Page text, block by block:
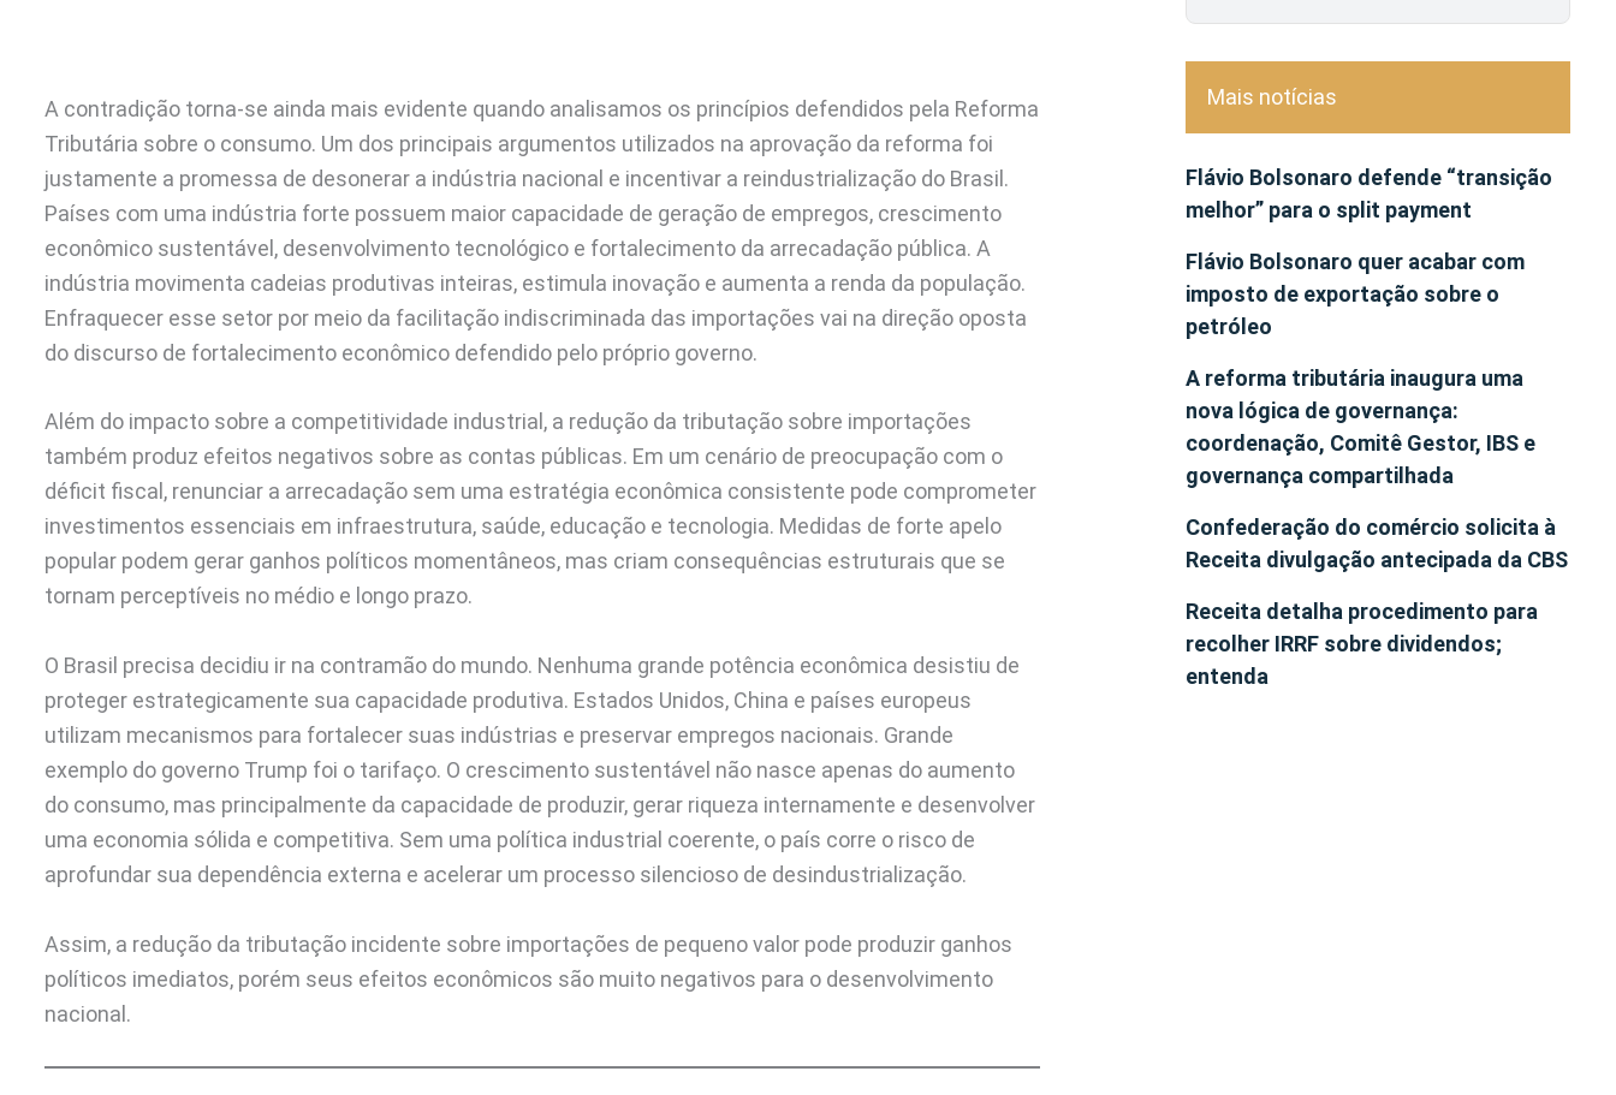
A contradição torna-se ainda mais evidente quando analisamos os princípios defendidos pela Reforma
Tributária sobre o consumo. Um dos principais argumentos utilizados na aprovação da reforma foi
justamente a promessa de desonerar a indústria nacional e incentivar a reindustrialização do Brasil.
Países com uma indústria forte possuem maior capacidade de geração de empregos, crescimento
econômico sustentável, desenvolvimento tecnológico e fortalecimento da arrecadação pública. A
indústria movimenta cadeias produtivas inteiras, estimula inovação e aumenta a renda da população.
Enfraquecer esse setor por meio da facilitação indiscriminada das importações vai na direção oposta
do discurso de fortalecimento econômico defendido pelo próprio governo.
Além do impacto sobre a competitividade industrial, a redução da tributação sobre importações
também produz efeitos negativos sobre as contas públicas. Em um cenário de preocupação com o
déficit fiscal, renunciar a arrecadação sem uma estratégia econômica consistente pode comprometer
investimentos essenciais em infraestrutura, saúde, educação e tecnologia. Medidas de forte apelo
popular podem gerar ganhos políticos momentâneos, mas criam consequências estruturais que se
tornam perceptíveis no médio e longo prazo.
O Brasil precisa decidiu ir na contramão do mundo. Nenhuma grande potência econômica desistiu de
proteger estrategicamente sua capacidade produtiva. Estados Unidos, China e países europeus
utilizam mecanismos para fortalecer suas indústrias e preservar empregos nacionais. Grande
exemplo do governo Trump foi o tarifaço. O crescimento sustentável não nasce apenas do aumento
do consumo, mas principalmente da capacidade de produzir, gerar riqueza internamente e desenvolver
uma economia sólida e competitiva. Sem uma política industrial coerente, o país corre o risco de
aprofundar sua dependência externa e acelerar um processo silencioso de desindustrialização.
Assim, a redução da tributação incidente sobre importações de pequeno valor pode produzir ganhos
políticos imediatos, porém seus efeitos econômicos são muito negativos para o desenvolvimento
nacional.
Mais notícias
Flávio Bolsonaro defende “transição
melhor” para o split payment
Flávio Bolsonaro quer acabar com
imposto de exportação sobre o
petróleo
A reforma tributária inaugura uma
nova lógica de governança:
coordenação, Comitê Gestor, IBS e
governança compartilhada
Confederação do comércio solicita à
Receita divulgação antecipada da CBS
Receita detalha procedimento para
recolher IRRF sobre dividendos;
entenda